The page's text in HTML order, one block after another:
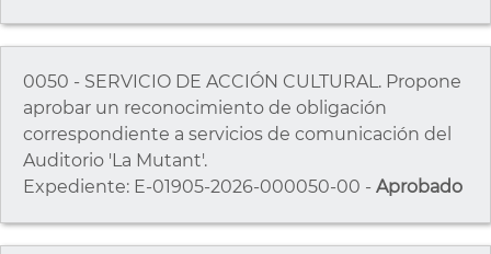
0050 - SERVICIO DE ACCIÓN CULTURAL. Propone
aprobar un reconocimiento de obligación
correspondiente a servicios de comunicación del
Auditorio 'La Mutant'.
Expediente: E-01905-2026-000050-00 - Aprobado